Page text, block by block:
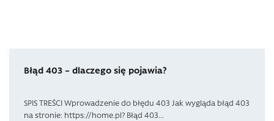
Błąd 403 – dlaczego się pojawia?
SPIS TREŚCI Wprowadzenie do błędu 403 Jak wygląda błąd 403
na stronie: https://home.pl? Błąd 403...